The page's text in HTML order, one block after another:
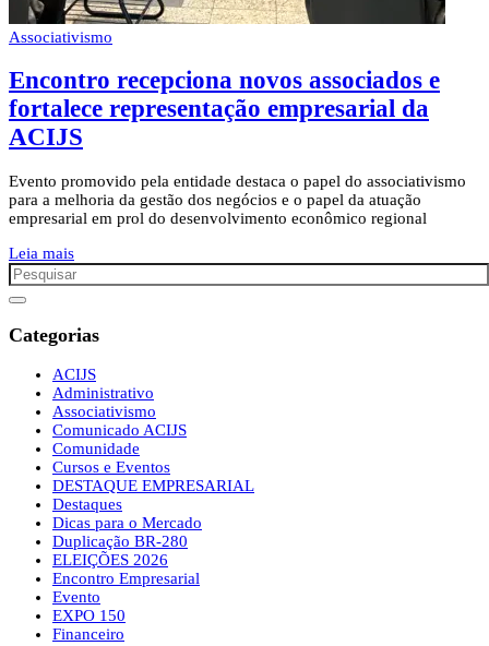
Associativismo
Encontro recepciona novos associados e
fortalece representação empresarial da
ACIJS
Evento promovido pela entidade destaca o papel do associativismo
para a melhoria da gestão dos negócios e o papel da atuação
empresarial em prol do desenvolvimento econômico regional
Leia mais
Categorias
ACIJS
Administrativo
Associativismo
Comunicado ACIJS
Comunidade
Cursos e Eventos
DESTAQUE EMPRESARIAL
Destaques
Dicas para o Mercado
Duplicação BR-280
ELEIÇÕES 2026
Encontro Empresarial
Evento
EXPO 150
Financeiro